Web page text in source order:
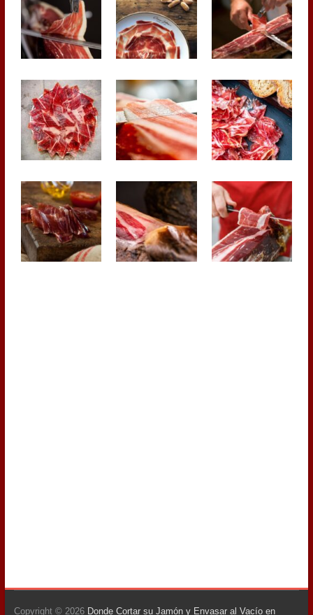
Copyright © 2026 Donde Cortar su Jamón y Envasar al Vacío en